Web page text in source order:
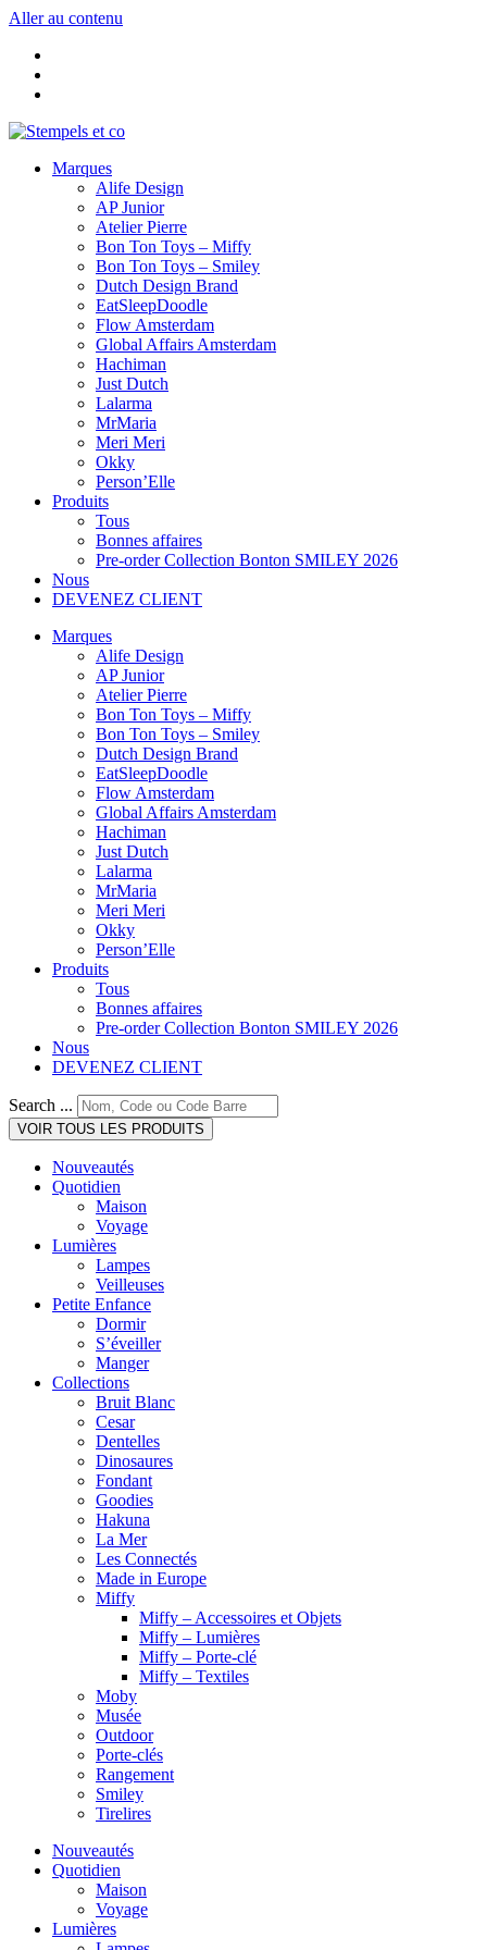
Aller au contenu
Marques
Alife Design
AP Junior
Atelier Pierre
Bon Ton Toys – Miffy
Bon Ton Toys – Smiley
Dutch Design Brand
EatSleepDoodle
Flow Amsterdam
Global Affairs Amsterdam
Hachiman
Just Dutch
Lalarma
MrMaria
Meri Meri
Okky
Person’Elle
Produits
Tous
Bonnes affaires
Pre-order Collection Bonton SMILEY 2026
Nous
DEVENEZ CLIENT
Marques
Alife Design
AP Junior
Atelier Pierre
Bon Ton Toys – Miffy
Bon Ton Toys – Smiley
Dutch Design Brand
EatSleepDoodle
Flow Amsterdam
Global Affairs Amsterdam
Hachiman
Just Dutch
Lalarma
MrMaria
Meri Meri
Okky
Person’Elle
Produits
Tous
Bonnes affaires
Pre-order Collection Bonton SMILEY 2026
Nous
DEVENEZ CLIENT
Search ...
VOIR TOUS LES PRODUITS
Nouveautés
Quotidien
Maison
Voyage
Lumières
Lampes
Veilleuses
Petite Enfance
Dormir
S’éveiller
Manger
Collections
Bruit Blanc
Cesar
Dentelles
Dinosaures
Fondant
Goodies
Hakuna
La Mer
Les Connectés
Made in Europe
Miffy
Miffy – Accessoires et Objets
Miffy – Lumières
Miffy – Porte-clé
Miffy – Textiles
Moby
Musée
Outdoor
Porte-clés
Rangement
Smiley
Tirelires
Nouveautés
Quotidien
Maison
Voyage
Lumières